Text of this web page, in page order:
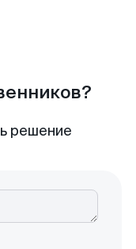
решение